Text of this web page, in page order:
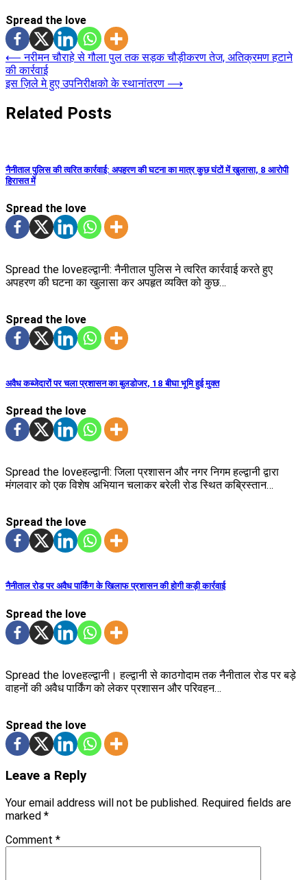
Spread the love
Post
navigation
⟵ नरीमन चौराहे से गौला पुल तक सड़क चौड़ीकरण तेज, अतिक्रमण हटाने
की कार्रवाई
इस ज़िले मे हुए उपनिरीक्षको के स्थानांतरण ⟶
Related Posts
नैनीताल पुलिस की त्वरित कार्रवाई: अपहरण की घटना का मात्र कुछ घंटों में खुलासा, 8 आरोपी
हिरासत में
Spread the love
Spread the loveहल्द्वानी: नैनीताल पुलिस ने त्वरित कार्रवाई करते हुए
अपहरण की घटना का खुलासा कर अपहृत व्यक्ति को कुछ…
Spread the love
अवैध कब्जेदारों पर चला प्रशासन का बुलडोजर, 18 बीघा भूमि हुई मुक्त
Spread the love
Spread the loveहल्द्वानी: जिला प्रशासन और नगर निगम हल्द्वानी द्वारा
मंगलवार को एक विशेष अभियान चलाकर बरेली रोड स्थित कब्रिस्तान…
Spread the love
नैनीताल रोड पर अवैध पार्किंग के खिलाफ प्रशासन की होगी कड़ी कार्रवाई
Spread the love
Spread the loveहल्द्वानी। हल्द्वानी से काठगोदाम तक नैनीताल रोड पर बड़े
वाहनों की अवैध पार्किंग को लेकर प्रशासन और परिवहन…
Spread the love
Leave a Reply
Your email address will not be published. Required fields are
marked *
Comment *